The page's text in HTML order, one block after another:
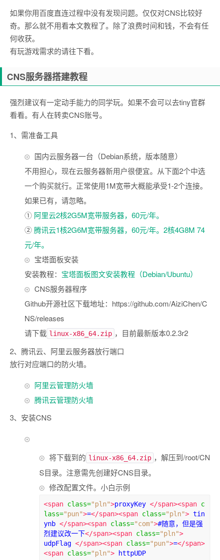
如果你用百度直连过程中没有发现问题。仅仅对CNS比较好
奇。那么就不用看本文教程了。除了浪费时间和钱，不会有任
何收获。
有玩游戏需求的请往下看。
CNS服务器搭建教程
强烈建议有一定动手能力的同学玩。如果不会可以去tiny官群
看看。有人在转卖CNS账号。
1、需准备工具
国内云服务器一台（Debian系统，版本随意）
不用担心，现在云服务器新用户很便宜。从下面2个中选
一个购买就行。正常使用1M宽带大概能承受1-2个连接。
如果已有，请忽略。
① 阿里云2核2G5M宽带服务器，60元/年。
② 腾讯云1核2G6M宽带服务器，60元/年。2核4G8M 74
元/年。
宝塔面板安装
安装教程： 宝塔面板图文安装教程（Debian/Ubuntu）
CNS服务器程序
Github开源社区下载地址：https://github.com/AiziChen/C
NS/releases
请下载 linux-x86_64.zip ，目前最新版本0.2.3r2
2、腾讯云、阿里云服务器放行端口
放行对应端口的防火墙。
阿里云管理防火墙
腾讯云管理防火墙
3、安装CNS
将下载到的 linux-x86_64.zip ，解压到/root/CN
S目录。注意需先创建好CNS目录。
修改配置文件。小白示例
<span class="pln">proxyKey </span><span c
lass="pun">=</span><span class="pln"> tin
ynb </span><span class="com">#随意，但是强
烈建议改一下</span><span class="pln">
udpFlag </span><span class="pun">=</span>
<span class="pln"> httpUDP